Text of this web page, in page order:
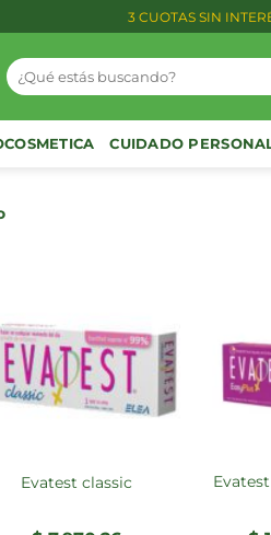
3 CUOTAS SIN
Buscar
por:
CUIDADO
evatest classic
evatest easy plus test